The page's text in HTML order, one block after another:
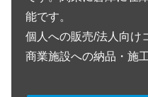
能です。
個人への販売/法人向け
商業施設への納品・施工